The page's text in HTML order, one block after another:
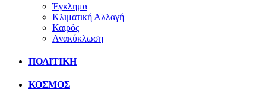
Έγκλημα
Κλιματική Αλλαγή
Καιρός
Ανακύκλωση
ΠΟΛΙΤΙΚΗ
ΚΟΣΜΟΣ